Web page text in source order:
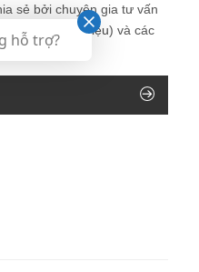
sẻ bởi chuyên gia tư vấn
Cường (
giới thiệu) và các
Nhân sự.
hỗ trợ?